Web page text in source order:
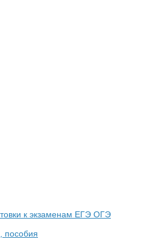
к экзаменам ЕГЭ ОГЭ
пособия